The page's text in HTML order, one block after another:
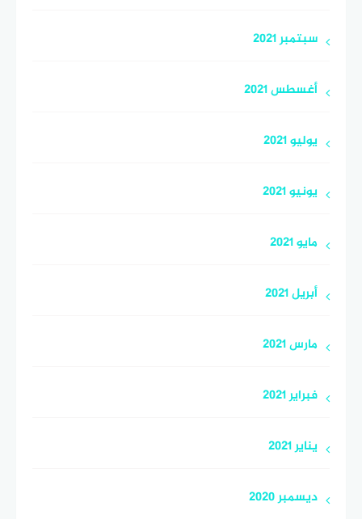
سبتمبر 2021
أغسطس 2021
يوليو 2021
يونيو 2021
مايو 2021
أبريل 2021
مارس 2021
فبراير 2021
يناير 2021
ديسمبر 2020